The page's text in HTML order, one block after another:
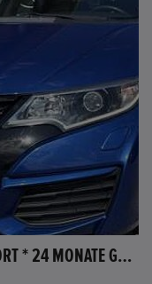
HONDA CIVIC CIVIC 1.4 I-VTEC COMFORT * 24 MONATE GARANTIE *